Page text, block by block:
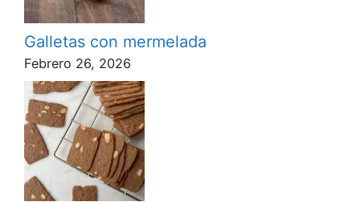
Galletas con mermelada
Febrero 26, 2026